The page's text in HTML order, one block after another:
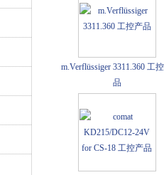
m.Verflüssiger 3311.360 工
品